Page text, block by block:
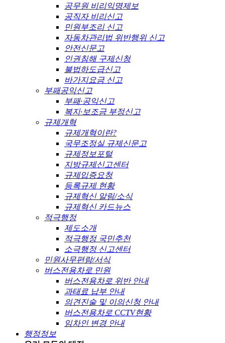
공무원 비리익명제보
공직자 비리신고
민원부조리 신고
자동차관리법 위반행위 신고
안전신문고
인권침해 구제신청
불법하도급신고
바가지요금 신고
부패공익신고
부패·공익신고
복지·보조금 부정신고
규제개혁
규제개혁이란?
국무조정실 규제신문고
규제정보포털
지방규제신고센터
규제입증요청
등록규제 현황
규제혁신 알림/소식
규제혁신 카드뉴스
적극행정
제도소개
적극행정 국민추천
소극행정 신고센터
민원사무편람/서식
버스전용차로 민원
버스전용차로 위반 안내
과태료 납부 안내
의견진술 및 이의신청 안내
버스전용차로 CCTV현황
임차인 변경 안내
행정정보